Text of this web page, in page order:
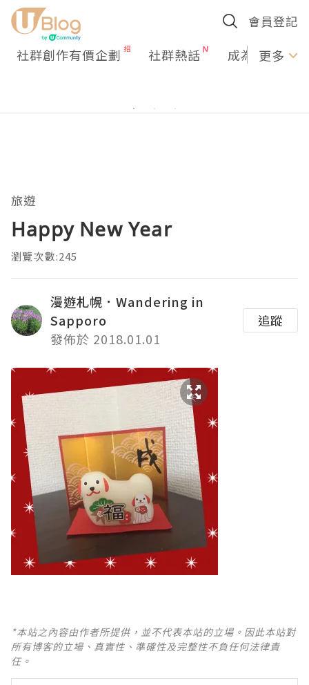
會員登記
社群創作有價企劃 社群熱話 成為U更多
旅遊
Happy New Year
瀏覽次數:245
漫遊札幌．Wandering in
Sapporo
發佈於 2018.01.01
追蹤
*本站之內容由作者所提供，並不代表本站的立場。因此本站對
所有博客的立場、真實性、準確性及完整性不負任何法律責
任。